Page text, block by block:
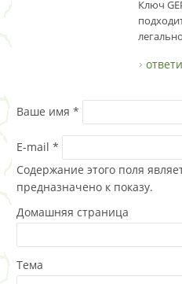
Ключ
Ваше имя *
E-mail *
Содержание этого поля
предназначено к показу.
Домашняя страница
Тема